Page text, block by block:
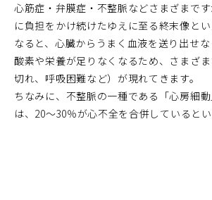
心筋症・弁膜症・不整脈などさまざまで
に負担をかけ続けたゆえに至る終末像と
なると、心臓からうまく血液を送り出せ
酸素や栄養が足りなくなるため、さまざ
切れ、呼吸困難など）が現れてきます。
ちなみに、不整脈の一種である「心房細
は、20〜30％が心不全を合併していると